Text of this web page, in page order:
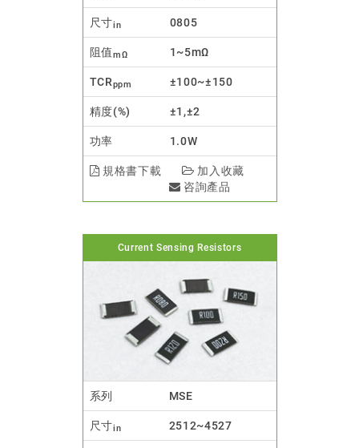
尺寸in 0805
阻值mΩ 1~5mΩ
TCRppm ±100~±150
精度(%) ±1,±2
功率 1.0W
規格書下載
加入收藏
咨詢產品
Current Sensing Resistors
系列 MSE
尺寸in 2512~4527